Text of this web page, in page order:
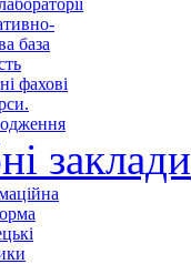
база
фахові
заклади